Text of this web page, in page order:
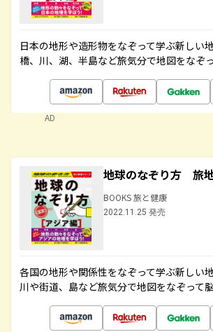
日本の地形や造形物をなぞって学ぶ新しい
橋、川、湖、半島など旅気分で地図をなぞ
AD
地球のなぞり方 旅
BOOKS 旅と健康
2022.11.25 発売
各国の地形や関係性をなぞって学ぶ新しい
川や街道、島など旅気分で地図をなぞって